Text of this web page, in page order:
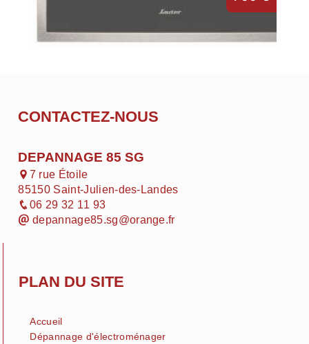
CONTACTEZ-NOUS
DEPANNAGE 85 SG
7 rue Étoile
85150 Saint-Julien-des-Landes
06 29 32 11 93
depannage85.sg@orange.fr
PLAN DU SITE
Accueil
Dépannage d'électroménager